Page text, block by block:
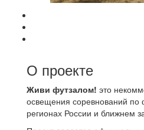
О проекте
Живи футзалом! это
освещения соревнований по
регионах России и ближнем